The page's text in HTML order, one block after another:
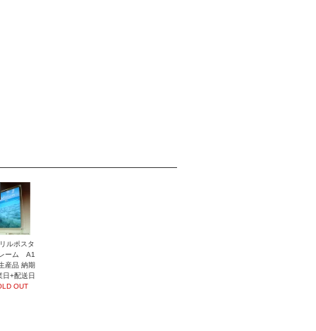
ルポスタ
ーム A1
産品 納期
日+配送日
OUT